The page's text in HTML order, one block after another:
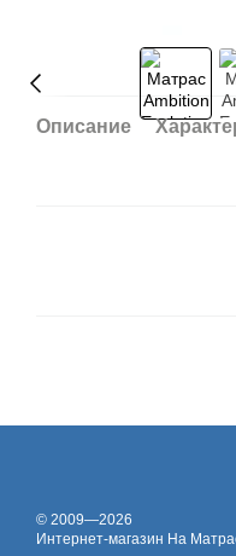
Описание
© 2009—2026
Интернет-магазин На